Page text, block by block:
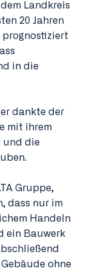
Landkreis
20 Jahren
prognostiziert
in die
dankte der
mit ihrem
und die
Gruppe,
dass nur im
Handeln
ein Bauwerk
ohne